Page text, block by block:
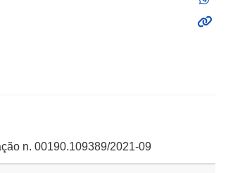
n. 00190.109389/2021-09